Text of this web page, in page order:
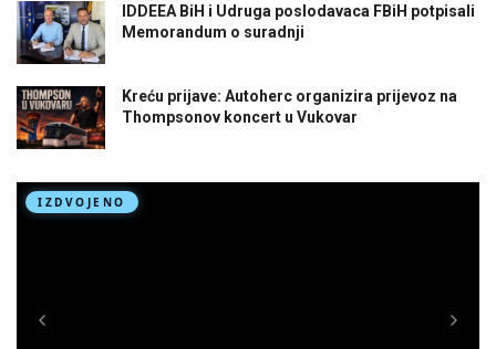
IDDEEA BiH i Udruga poslodavaca FBiH potpisali
Memorandum o suradnji
Kreću prijave: Autoherc organizira prijevoz na
Thompsonov koncert u Vukovar